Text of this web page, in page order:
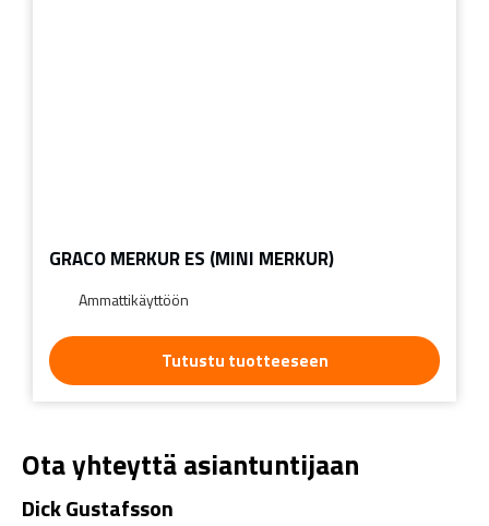
GRACO MERKUR ES (MINI MERKUR)
Ammattikäyttöön
Tutustu tuotteeseen
Ota yhteyttä asiantuntijaan
Dick Gustafsson